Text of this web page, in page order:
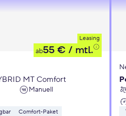
Leasing
ab55 € / mtl.
MT Comfort
Manuell
Comfort-Paket